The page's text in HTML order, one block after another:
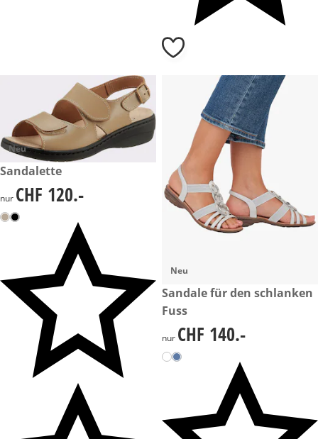
Neu
CHF 120.-
Sandalette
CHF 120.-
nur CHF 120.-
Neu
CHF 140.-
Sandale für den schlanken
Fuss
CHF 140.-
nur CHF 140.-